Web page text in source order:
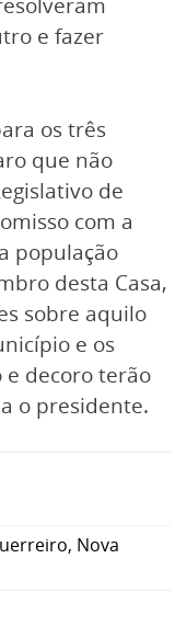
e fazer
os três
que não
de
com a
população
desta Casa,
sobre aquilo
e os
decoro terão
o presidente.
, Nova